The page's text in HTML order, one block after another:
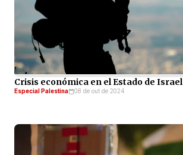
Crisis económica en el Estado de Israel
Especial Palestina 08 de out de 2024